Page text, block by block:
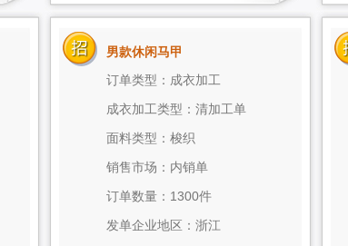
男款休闲马甲
订单类型：成衣加工
成衣加工类型：清加工单
面料类型：梭织
销售市场：内销单
订单数量：1300件
发单企业地区：浙江